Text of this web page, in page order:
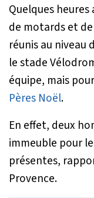
Quelques
de motards et
réunis au
le stade
équipe, mais
Pères Noël.
En effet, deux
immeuble pour
présentes,
Provence.